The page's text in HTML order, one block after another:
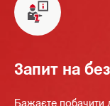
Запит на
Бажаєте побачити